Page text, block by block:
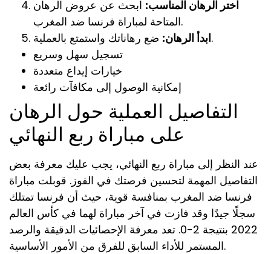
اختر الرهان المناسب: ابحث عن عروض الرهان
المتاحة لمباراة فرنسا ضد المغرب.
ابدأ الرهان:ضع رهاناتك واستمتع بالعملية.
تسجيل سهل وسريع
خيارات إيداع متعددة
إمكانية الوصول إلى مكافآت رائعة
التفاصيل العملية حول الرهان
على مباراة ربع النهائي
عند النظر إلى مباراة ربع النهائي، يجب عليك معرفة بعض
التفاصيل المهمة لتحسين فرصتك في الفوز. قوبلت مباراة
فرنسا ضد المغرب بمنافسة قوية، حيث أن فرنسا تمتلك
سجلًا جيدًا وقد فازت في آخر مباراة لهما في كأس العالم
2022 بنتيجة 2-0. تعد معرفة الإحصائيات الدقيقة والرصد
المستمر للأداء السابق للفرق من الأمور الأساسية.